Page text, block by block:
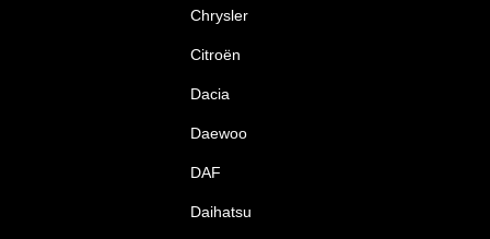
Chrysler
Citroën
Dacia
Daewoo
DAF
Daihatsu